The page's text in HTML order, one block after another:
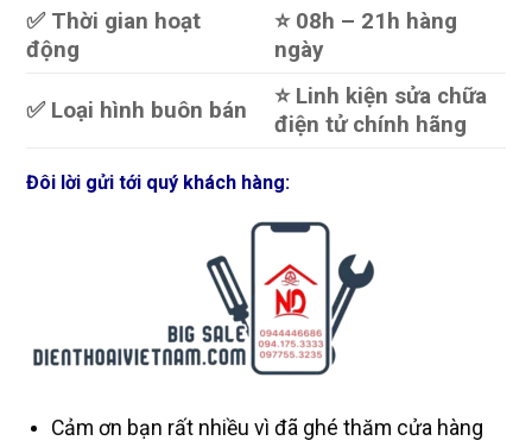
✅ Thời gian hoạt
động
⭐️ 08h – 21h hàng
ngày
✅ Loại hình buôn bán
⭐️ Linh kiện sửa chữa
điện tử chính hãng
Đôi lời gửi tới quý khách hàng:
Cảm ơn bạn rất nhiều vì đã ghé thăm cửa hàng